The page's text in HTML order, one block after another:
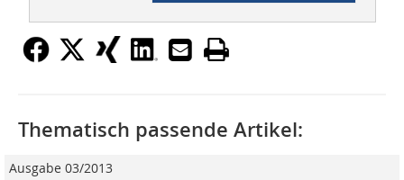
Thematisch passende Artikel:
Ausgabe 03/2013